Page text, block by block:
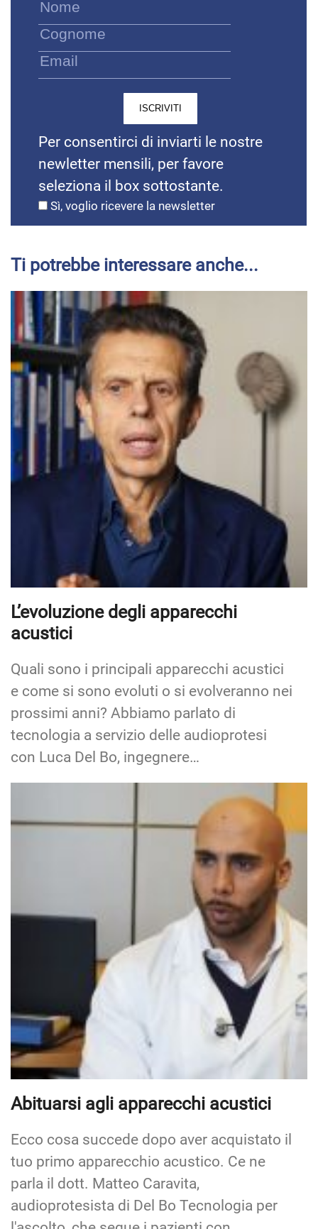
Per consentirci di inviarti le nostre
newletter mensili, per favore
seleziona il box sottostante.
Sì, voglio ricevere la newsletter
Ti potrebbe interessare anche...
L’evoluzione degli apparecchi
acustici
Quali sono i principali apparecchi acustici
e come si sono evoluti o si evolveranno nei
prossimi anni? Abbiamo parlato di
tecnologia a servizio delle audioprotesi
con Luca Del Bo, ingegnere…
Abituarsi agli apparecchi acustici
Ecco cosa succede dopo aver acquistato il
tuo primo apparecchio acustico. Ce ne
parla il dott. Matteo Caravita,
audioprotesista di Del Bo Tecnologia per